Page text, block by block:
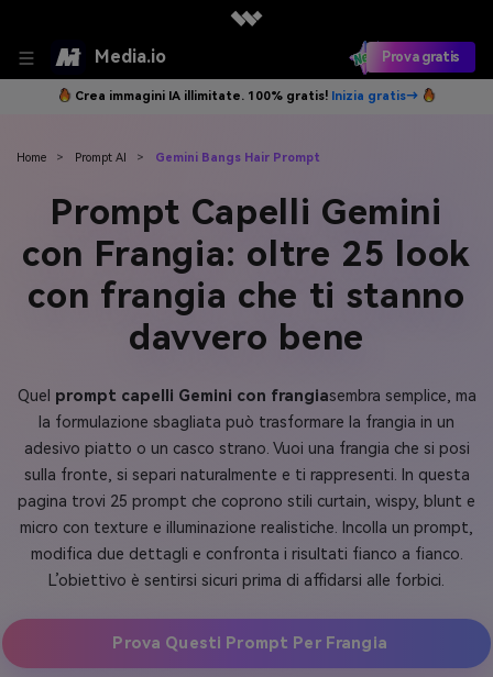
Media.io Prova gratis
Crea immagini IA illimitate. 100% gratis! Inizia gratis→
Home > Prompt AI > Gemini Bangs Hair Prompt
Prompt Capelli Gemini
con Frangia: oltre 25 look
con frangia che ti stanno
davvero bene
Quel prompt capelli Gemini con frangiasembra semplice, ma
la formulazione sbagliata può trasformare la frangia in un
adesivo piatto o un casco strano. Vuoi una frangia che si posi
sulla fronte, si separi naturalmente e ti rappresenti. In questa
pagina trovi 25 prompt che coprono stili curtain, wispy, blunt e
micro con texture e illuminazione realistiche. Incolla un prompt,
modifica due dettagli e confronta i risultati fianco a fianco.
L’obiettivo è sentirsi sicuri prima di affidarsi alle forbici.
Prova Questi Prompt Per Frangia